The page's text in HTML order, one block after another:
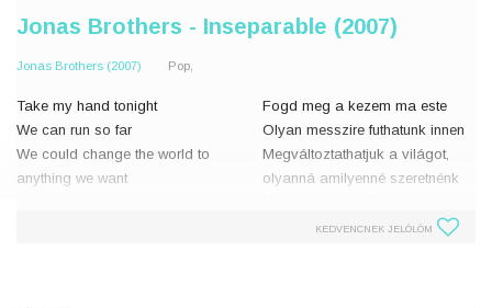
Jonas Brothers - Inseparable (2007)
Jonas Brothers (2007) Pop,
Take my hand tonight
We can run so far
We could change the world to
anything we want
Fogd meg a kezem ma este
Olyan messzire futhatunk innen
Megváltoztathatjuk a világot,
olyanná amilyenné szeretnénk
csillagokat bámuljuk
KEDVENCNEK JELÖLÖM